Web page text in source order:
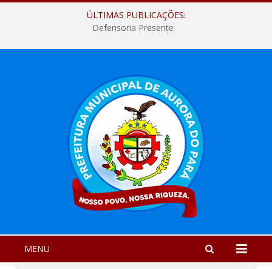
ÚLTIMAS PUBLICAÇÕES:
Defensoria Presente
MENU